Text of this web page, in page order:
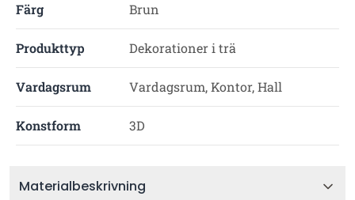
Färg Brun
Produkttyp Dekorationer i trä
Vardagsrum Vardagsrum, Kontor, Hall
Konstform 3D
Materialbeskrivning